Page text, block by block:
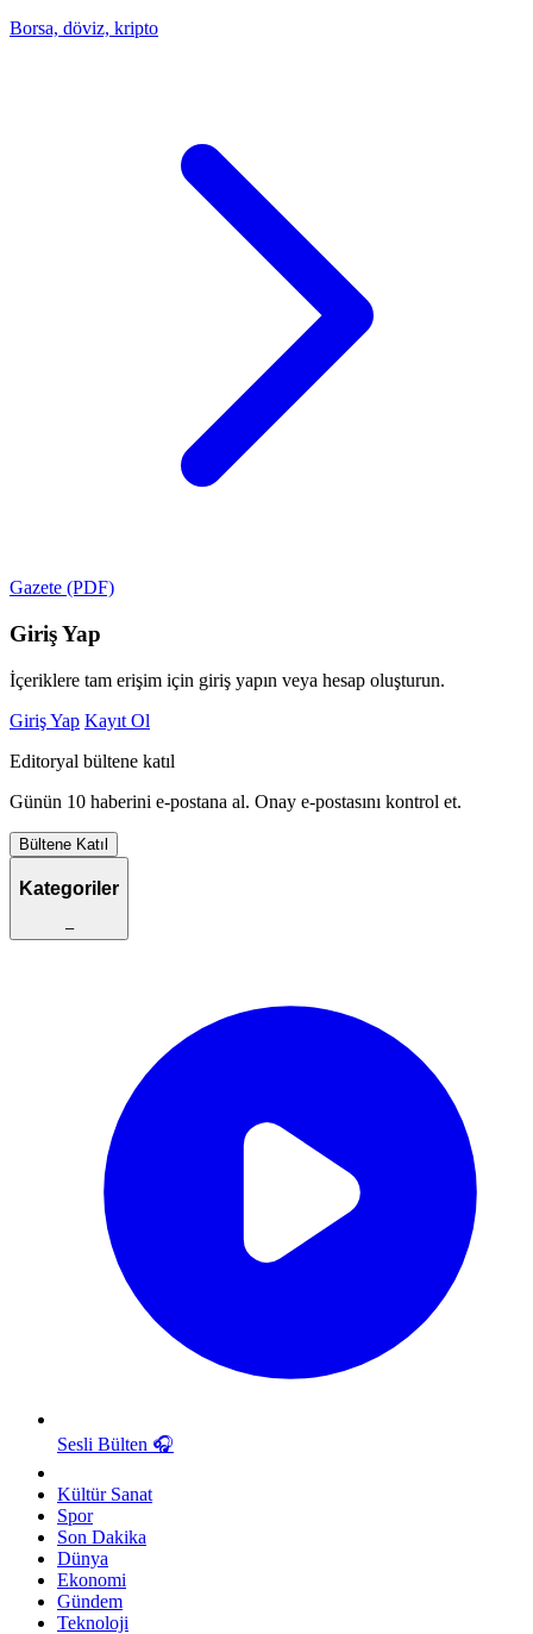
Borsa, döviz, kripto
Gazete (PDF)
Giriş Yap
İçeriklere tam erişim için giriş yapın veya hesap oluşturun.
Giriş Yap Kayıt Ol
Editoryal bültene katıl
Günün 10 haberini e-postana al. Onay e-postasını kontrol et.
Bültene Katıl
Kategoriler
–
Sesli Bülten 🎧
Kültür Sanat
Spor
Son Dakika
Dünya
Ekonomi
Gündem
Teknoloji